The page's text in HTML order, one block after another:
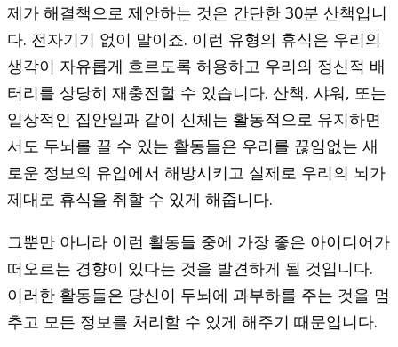
제가 해결책으로 제안하는 것은 간단한 30분 산책입니
다. 전자기기 없이 말이죠. 이런 유형의 휴식은 우리의
생각이 자유롭게 흐르도록 허용하고 우리의 정신적 배
터리를 상당히 재충전할 수 있습니다. 산책, 샤워, 또는
일상적인 집안일과 같이 신체는 활동적으로 유지하면
서도 두뇌를 끌 수 있는 활동들은 우리를 끊임없는 새
로운 정보의 유입에서 해방시키고 실제로 우리의 뇌가
제대로 휴식을 취할 수 있게 해줍니다.
그뿐만 아니라 이런 활동들 중에 가장 좋은 아이디어가
떠오르는 경향이 있다는 것을 발견하게 될 것입니다.
이러한 활동들은 당신이 두뇌에 과부하를 주는 것을 멈
추고 모든 정보를 처리할 수 있게 해주기 때문입니다.